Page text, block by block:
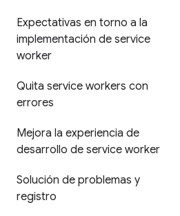
Expectativas en torno a la
implementación de service
worker
Quita service workers con
errores
Mejora la experiencia de
desarrollo de service worker
Solución de problemas y
registro